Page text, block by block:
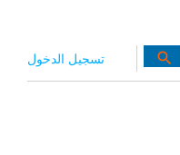
تسجيل الدخول
عن:
search